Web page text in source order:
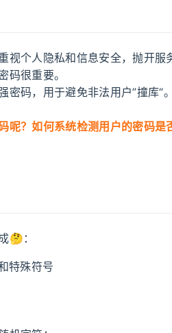
视个人隐私和信息安全，抛开服
码很重要。
密码，用于避免非法用户”撞库“
呢？如何系统检测用户的密码是
🤔：
特殊符号